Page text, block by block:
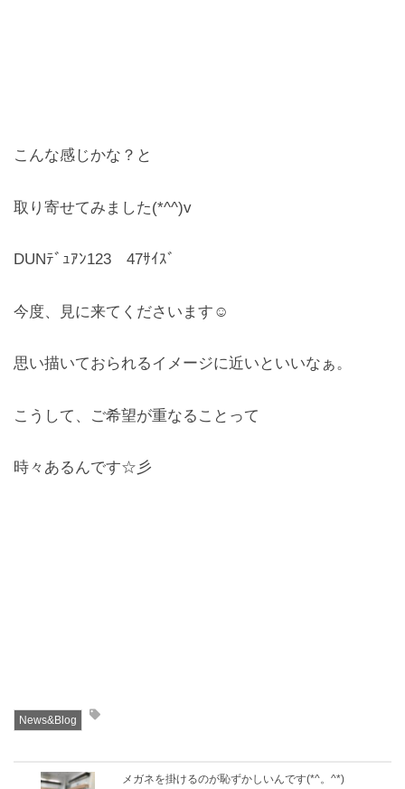
こんな感じかな？と
取り寄せてみました(*^^)v
DUNﾃﾞｭｱﾝ123 47ｻｲｽﾞ
今度、見に来てくださいます☺
思い描いておられるイメージに近いといいなぁ。
こうして、ご希望が重なることって
時々あるんです☆彡
News&Blog
メガネを掛けるのが恥ずかしいんです(*^。^*)